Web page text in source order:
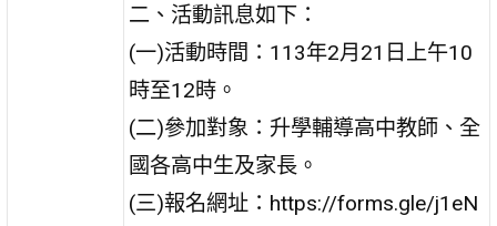
二、活動訊息如下：
(一)活動時間：113年2月21日上午10
時至12時。
(二)參加對象：升學輔導高中教師、全
國各高中生及家長。
(三)報名網址：https://forms.gle/j1eN